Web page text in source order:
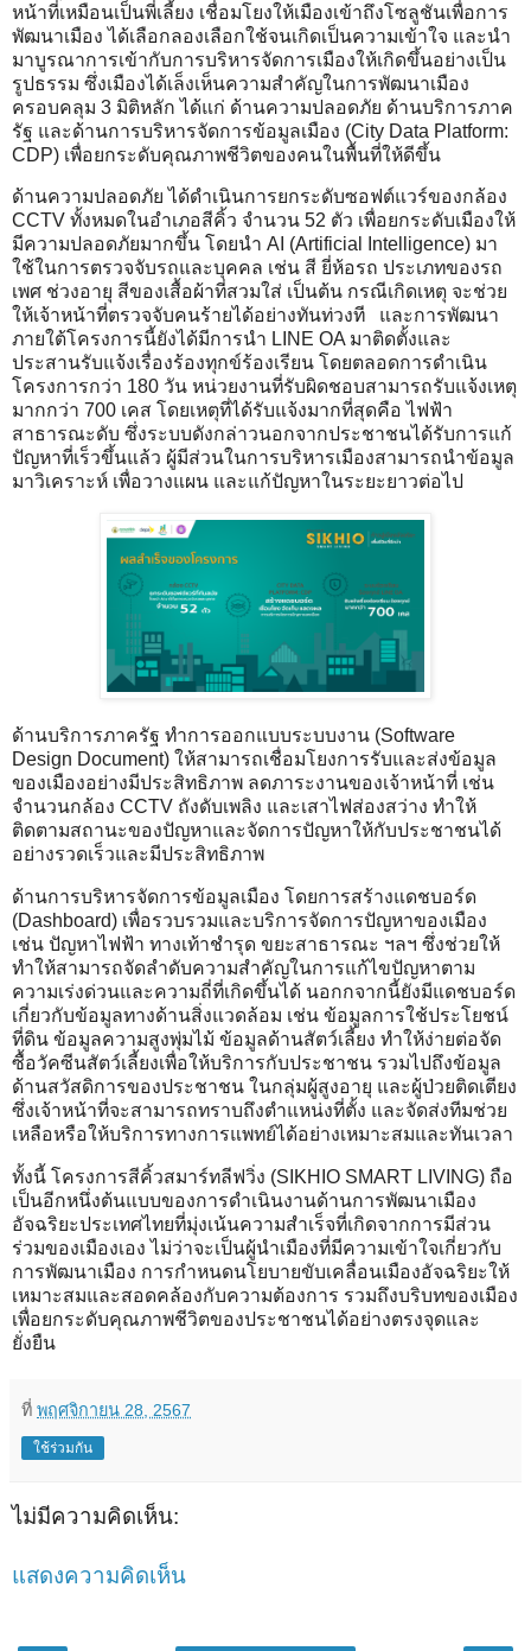
หน้าที่เหมือนเป็นพี่เลี้ยง เชื่อมโยงให้เมืองเข้าถึงโซลูชันเพื่อการ
พัฒนาเมือง ได้เลือกลองเลือกใช้จนเกิดเป็นความเข้าใจ และนำ
มาบูรณาการเข้ากับการบริหารจัดการเมืองให้เกิดขึ้นอย่างเป็น
รูปธรรม ซึ่งเมืองได้เล็งเห็นความสำคัญในการพัฒนาเมือง
ครอบคลุม 3 มิติหลัก ได้แก่ ด้านความปลอดภัย ด้านบริการภาค
รัฐ และด้านการบริหารจัดการข้อมูลเมือง (City Data Platform:
CDP) เพื่อยกระดับคุณภาพชีวิตของคนในพื้นที่ให้ดีขึ้น
ด้านความปลอดภัย ได้ดำเนินการยกระดับซอฟต์แวร์ของกล้อง
CCTV ทั้งหมดในอำเภอสีคิ้ว จำนวน 52 ตัว เพื่อยกระดับเมืองให้
มีความปลอดภัยมากขึ้น โดยนำ AI (Artificial Intelligence) มา
ใช้ในการตรวจจับรถและบุคคล เช่น สี ยี่ห้อรถ ประเภทของรถ
เพศ ช่วงอายุ สีของเสื้อผ้าที่สวมใส่ เป็นต้น กรณีเกิดเหตุ จะช่วย
ให้เจ้าหน้าที่ตรวจจับคนร้ายได้อย่างทันท่วงที และการพัฒนา
ภายใต้โครงการนี้ยังได้มีการนำ LINE OA มาติดตั้งและ
ประสานรับแจ้งเรื่องร้องทุกข์ร้องเรียน โดยตลอดการดำเนิน
โครงการกว่า 180 วัน หน่วยงานที่รับผิดชอบสามารถรับแจ้งเหตุ
มากกว่า 700 เคส โดยเหตุที่ได้รับแจ้งมากที่สุดคือ ไฟฟ้า
สาธารณะดับ ซึ่งระบบดังกล่าวนอกจากประชาชนได้รับการแก้
ปัญหาที่เร็วขึ้นแล้ว ผู้มีส่วนในการบริหารเมืองสามารถนำข้อมูล
มาวิเคราะห์ เพื่อวางแผน และแก้ปัญหาในระยะยาวต่อไป
ด้านบริการภาครัฐ ทำการออกแบบระบบงาน (Software
Design Document) ให้สามารถเชื่อมโยงการรับและส่งข้อมูล
ของเมืองอย่างมีประสิทธิภาพ ลดภาระงานของเจ้าหน้าที่ เช่น
จำนวนกล้อง CCTV ถังดับเพลิง และเสาไฟส่องสว่าง ทำให้
ติดตามสถานะของปัญหาและจัดการปัญหาให้กับประชาชนได้
อย่างรวดเร็วและมีประสิทธิภาพ
ด้านการบริหารจัดการข้อมูลเมือง โดยการสร้างแดชบอร์ด
(Dashboard) เพื่อรวบรวมและบริการจัดการปัญหาของเมือง
เช่น ปัญหาไฟฟ้า ทางเท้าชำรุด ขยะสาธารณะ ฯลฯ ซึ่งช่วยให้
ทำให้สามารถจัดลำดับความสำคัญในการแก้ไขปัญหาตาม
ความเร่งด่วนและความถี่ที่เกิดขึ้นได้ นอกกจากนี้ยังมีแดชบอร์ด
เกี่ยวกับข้อมูลทางด้านสิ่งแวดล้อม เช่น ข้อมูลการใช้ประโยชน์
ที่ดิน ข้อมูลความสูงพุ่มไม้ ข้อมูลด้านสัตว์เลี้ยง ทำให้ง่ายต่อจัด
ซื้อวัคซีนสัตว์เลี้ยงเพื่อให้บริการกับประชาชน รวมไปถึงข้อมูล
ด้านสวัสดิการของประชาชน ในกลุ่มผู้สูงอายุ และผู้ป่วยติดเตียง
ซึ่งเจ้าหน้าที่จะสามารถทราบถึงตำแหน่งที่ตั้ง และจัดส่งทีมช่วย
เหลือหรือให้บริการทางการแพทย์ได้อย่างเหมาะสมและทันเวลา
ทั้งนี้ โครงการสีคิ้วสมาร์ทลีฟวิ่ง (SIKHIO SMART LIVING) ถือ
เป็นอีกหนึ่งต้นแบบของการดำเนินงานด้านการพัฒนาเมือง
อัจฉริยะประเทศไทยที่มุ่งเน้นความสำเร็จที่เกิดจากการมีส่วน
ร่วมของเมืองเอง ไม่ว่าจะเป็นผู้นำเมืองที่มีความเข้าใจเกี่ยวกับ
การพัฒนาเมือง การกำหนดนโยบายขับเคลื่อนเมืองอัจฉริยะให้
เหมาะสมและสอดคล้องกับความต้องการ รวมถึงบริบทของเมือง
เพื่อยกระดับคุณภาพชีวิตของประชาชนได้อย่างตรงจุดและ
ยั่งยืน
ที่ พฤศจิกายน 28, 2567
ใช้ร่วมกัน
ไม่มีความคิดเห็น:
แสดงความคิดเห็น